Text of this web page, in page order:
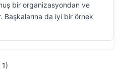
bir organizasyondan ve
da iyi bir örnek